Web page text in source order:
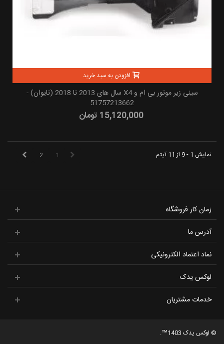
افزودن به سبد خرید
سینی زیر موتور بی ام و X4 سال های 2013 تا 2018 (تایوان) -
51757213662
15,120,000 تومان
1
2 نمایش 1 - 9 از 11 آیتم
زمان کار فروشگاه
آدرس ما
نماد اعتماد الکترونیکی
لوکس یدک
خدمات مشتریان
© لوکس یدک 1403™.